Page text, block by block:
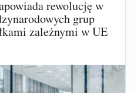
rewolucję w
grup
zależnymi w UE